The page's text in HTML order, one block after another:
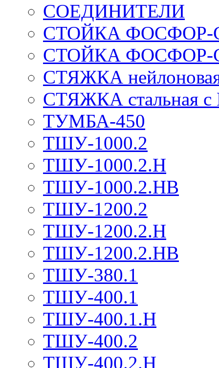
СОЕДИНИТЕЛИ
СТОЙКА ФОСФОР-
СТОЙКА ФОСФОР-
СТЯЖКА нейлоновая
СТЯЖКА стальная
ТУМБА-450
ТШУ-1000.2
ТШУ-1000.2.Н
ТШУ-1000.2.НВ
ТШУ-1200.2
ТШУ-1200.2.Н
ТШУ-1200.2.НВ
ТШУ-380.1
ТШУ-400.1
ТШУ-400.1.Н
ТШУ-400.2
ТШУ-400.2.Н